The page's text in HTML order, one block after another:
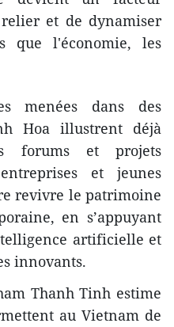
et de dynamiser
que l'économie, les
menées dans des
Hoa illustrent déjà
forums et projets
et jeunes
revivre le patrimoine
en s’appuyant
artificielle et
innovants.
Thanh Tinh estime
au Vietnam de